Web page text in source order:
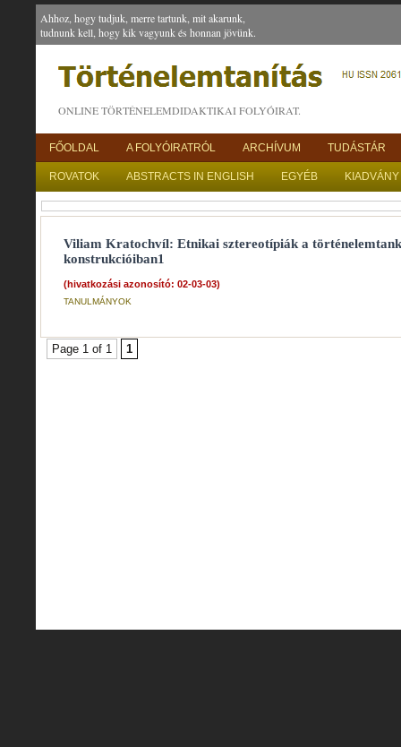
Ahhoz, hogy tudjuk, merre tartunk, mit akarunk,
tudnunk kell, hogy kik vagyunk és honnan jövünk.
ONLINE TÖRTÉNELEMDIDAKTIKAI FOLYÓIRAT.
FŐOLDAL A FOLYÓIRATRÓL ARCHÍVUM TUDÁSTÁR
ROVATOK ABSTRACTS IN ENGLISH EGYÉB
Viliam Kratochvíl: Etnikai sztereotípiák a
konstrukcióiban1
(hivatkozási azonosító: 02-03-03)
TANULMÁNYOK
Page 1 of 1 1